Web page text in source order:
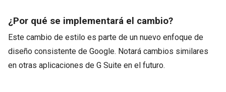
¿Por qué se implementará el cambio?
Este cambio de estilo es parte de un nuevo enfoque de
diseño consistente de Google. Notará cambios similares
en otras aplicaciones de G Suite en el futuro.